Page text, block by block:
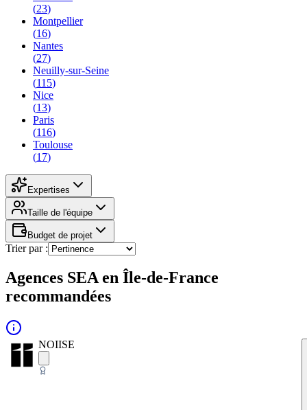
(23)
Montpellier
(16)
Nantes
(27)
Neuilly-sur-Seine
(115)
Nice
(13)
Paris
(116)
Toulouse
(17)
Expertises
Taille de l'équipe
Budget de projet
Trier par :
Agences SEA en Île-de-France
recommandées
NOIISE